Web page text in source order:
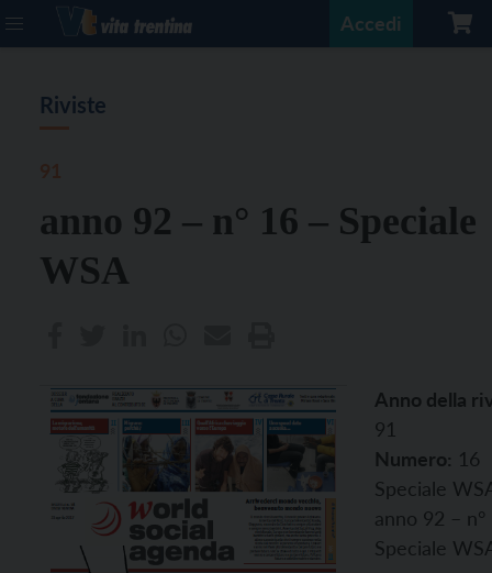
Accedi
Riviste
anno 92 – n° 16 – Speciale
WSA
Anno della
91
Numero: 16
Speciale
anno 92 – n°
Speciale